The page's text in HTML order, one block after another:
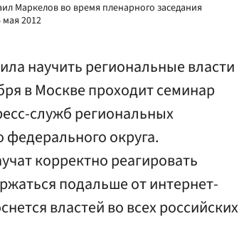
Маркелов во время пленарного заседания
2012
научить региональные власти
в Москве проходит семинар
служб региональных
федерального округа.
корректно реагировать
подальше от интернет-
властей во всех российских